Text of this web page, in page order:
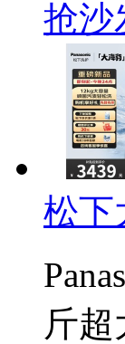
抢沙
松下
斤